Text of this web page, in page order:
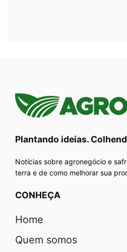
Plantando ideias.
Notícias sobre agronegócio e
terra e de como melhorar sua
CONHEÇA
Home
Quem somos